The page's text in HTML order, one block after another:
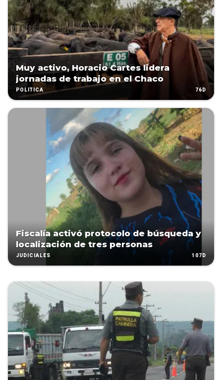
Muy activo, Horacio Cartes lidera
jornadas de trabajo en el Chaco
POLÍTICA 76D
Fiscalía activó protocolo de búsqueda y
localización de tres personas
JUDICIALES 107D